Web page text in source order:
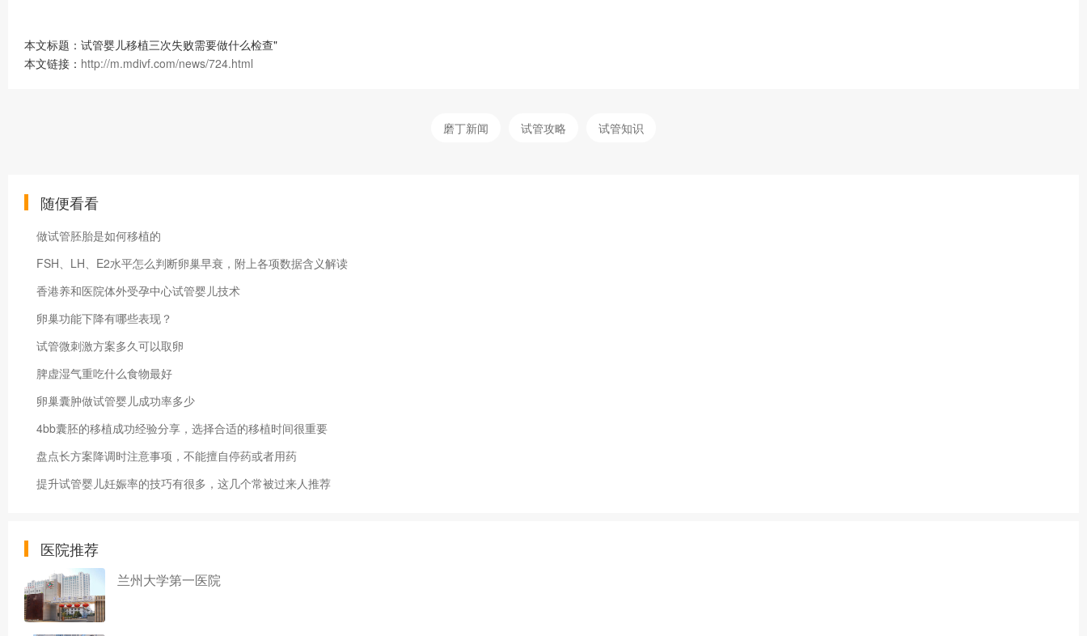
本文标题：试管婴儿移植三次失败需要做什么检查"
本文链接： http://m.mdivf.com/news/724.html
磨丁新闻 试管攻略 试管知识
随便看看
做试管胚胎是如何移植的
FSH、LH、E2水平怎么判断卵巢早衰，附上各项数据含义解读
香港养和医院体外受孕中心试管婴儿技术
卵巢功能下降有哪些表现？
试管微刺激方案多久可以取卵
脾虚湿气重吃什么食物最好
卵巢囊肿做试管婴儿成功率多少
4bb囊胚的移植成功经验分享，选择合适的移植时间很重要
盘点长方案降调时注意事项，不能擅自停药或者用药
提升试管婴儿妊娠率的技巧有很多，这几个常被过来人推荐
医院推荐
兰州大学第一医院